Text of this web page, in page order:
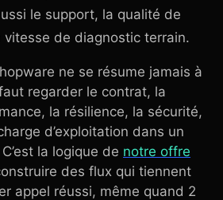
le support, la qualité de
vitesse de diagnostic terrain.
ne se résume jamais à
regarder le contrat, la
la résilience, la sécurité,
d’exploitation dans un
la logique de notre offre
des flux qui tiennent
appel réussi, même quand 2